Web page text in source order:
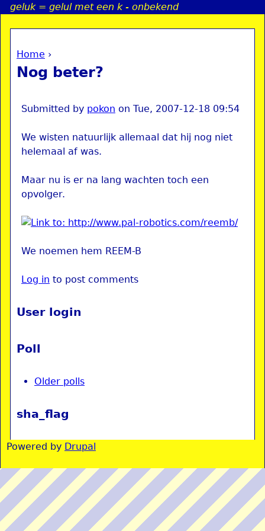
Jump to navigation
geluk = gelul met een k - onbekend
You are here
Home ›
Nog beter?
Submitted by pokon on Tue, 2007-12-18 09:54
We wisten natuurlijk allemaal dat hij nog niet
helemaal af was.
Maar nu is er na lang wachten toch een
opvolger.
We noemen hem REEM-B
Log in to post comments
User login
Poll
Older polls
sha_flag
Powered by Drupal